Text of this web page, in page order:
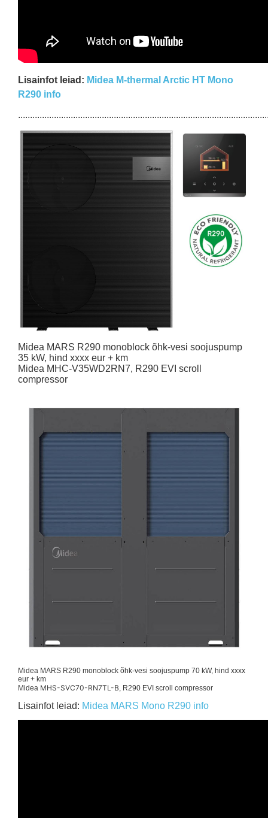
Lisainfot leiad: Midea M-thermal Arctic HT Mono
R290 info
Midea MARS R290 monoblock õhk-vesi soojuspump
35 kW, hind xxxx eur + km
Midea MHC-V35WD2RN7, R290 EVI scroll
compressor
Midea MARS R290 monoblock õhk-vesi soojuspump 70 kW, hind xxxx
eur + km
Midea MHS-SVC70-RN7TL-B, R290 EVI scroll compressor
Lisainfot leiad: Midea MARS Mono R290 info